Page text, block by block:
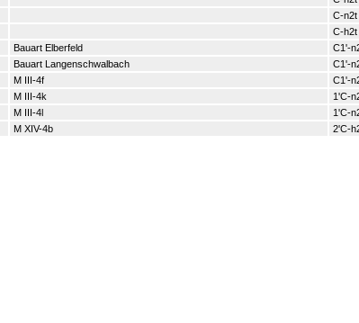
C-n2t
C-h2t
Bauart Elberfeld C1'-
Bauart Langenschwalbach C1'-
M III-4f C1'-
M III-4k 1'C-
M III-4l 1'C-
M XIV-4b 2'C-